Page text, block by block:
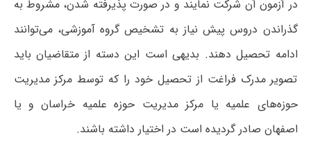
در آزمون آن شرکت نمایند و در صورت پذیرفته شدن، مشروط به
گذراندن دروس پیش نیاز به تشخیص گروه آموزشی، می‌توانند
ادامه تحصیل دهند. بدیهی است این دسته از متقاضیان باید
تصویر مدرک فراغت از تحصیل خود را که توسط مرکز مدیریت
حوزه‌های علمیه یا مرکز مدیریت حوزه علمیه خراسان و یا
اصفهان صادر گردیده است در اختیار داشته باشند.